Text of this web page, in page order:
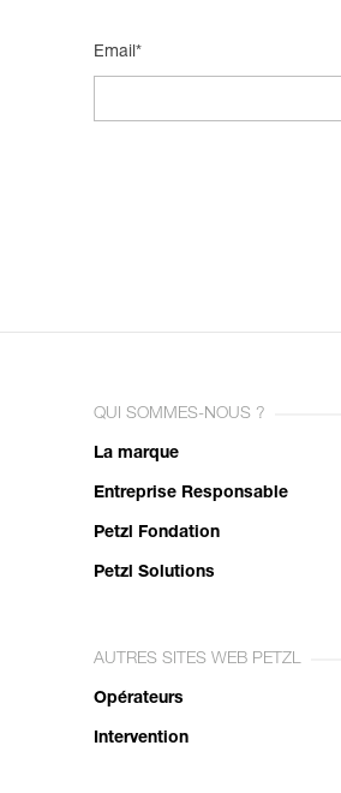
Email*
QUI SOMMES-NOUS ?
La marque
Entreprise Responsable
Petzl Fondation
Petzl Solutions
AUTRES SITES WEB PETZL
Opérateurs
Intervention